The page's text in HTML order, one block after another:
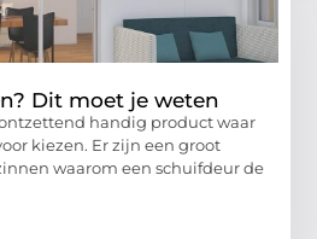
Dit moet je weten
handig product waar
kiezen. Er zijn een groot
waarom een schuifdeur de